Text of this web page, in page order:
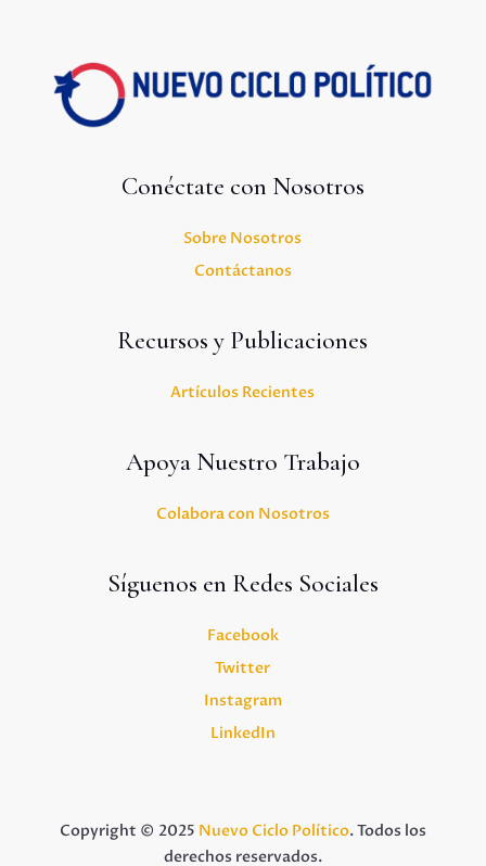
Conéctate con Nosotros
Sobre Nosotros
Contáctanos
Recursos y Publicaciones
Artículos Recientes
Apoya Nuestro Trabajo
Colabora con Nosotros
Síguenos en Redes Sociales
Facebook
Twitter
Instagram
LinkedIn
Copyright © 2025 Nuevo Ciclo Político. Todos los
derechos reservados.